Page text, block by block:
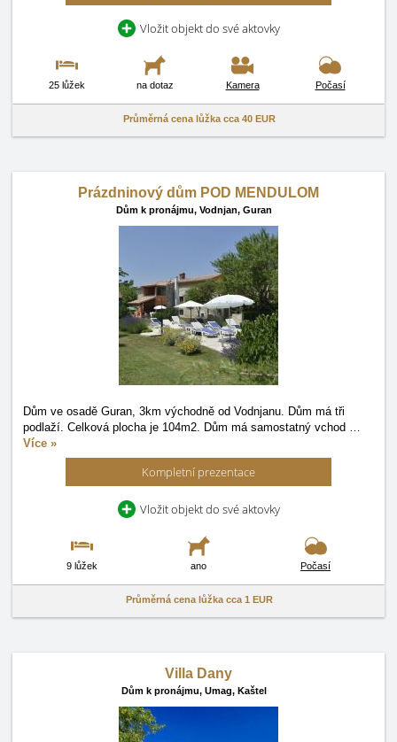
Vložit objekt do své aktovky
25 lůžek na dotaz Kamera Počasí
Průměrná cena lůžka cca 40 EUR
Prázdninový dům POD MENDULOM
Dům k pronájmu, Vodnjan, Guran
Dům ve osadě Guran, 3km východně od Vodnjanu. Dům má tři
podlaží. Celková plocha je 104m2. Dům má samostatný vchod …
Více »
Kompletní prezentace
Vložit objekt do své aktovky
9 lůžek ano Počasí
Průměrná cena lůžka cca 1 EUR
Villa Dany
Dům k pronájmu, Umag, Kaštel